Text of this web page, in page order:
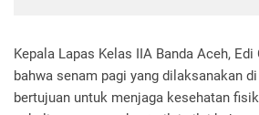
Kepala Lapas Kelas IIA Banda Aceh,
bahwa senam pagi yang dilaksanakan
bertujuan untuk menjaga kesehatan